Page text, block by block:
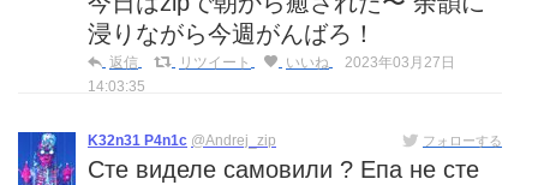
浸りながら今週がんばろ！
返信 リツイート いいね
2023年03月27日
14:03:35
K32n31 P4n1c @Andrej_zip フォローする
Сте виделе самовили ? Епа не сте